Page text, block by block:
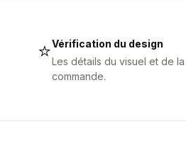
⭐Vérification du design
Les détails du visuel et de
commande.